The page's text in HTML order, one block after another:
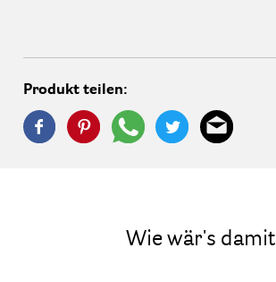
Produkt teilen:
Wie wär's damit